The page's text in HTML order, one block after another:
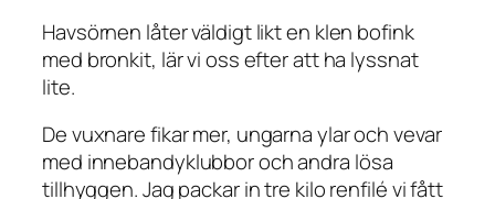
Havsörnen låter väldigt likt en klen bofink
med bronkit, lär vi oss efter att ha lyssnat
lite.
De vuxnare fikar mer, ungarna ylar och vevar
med innebandyklubbor och andra lösa
tillhyggen. Jag packar in tre kilo renfilé vi fått